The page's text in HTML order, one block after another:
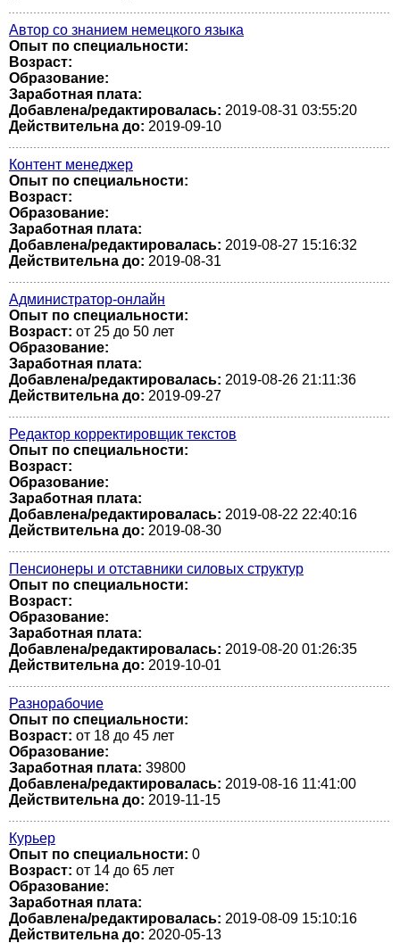
Автор со знанием немецкого языка
Опыт по специальности:
Возраст:
Образование:
Заработная плата:
Добавлена/редактировалась: 2019-08-31 03:55:20
Действительна до: 2019-09-10
Контент менеджер
Опыт по специальности:
Возраст:
Образование:
Заработная плата:
Добавлена/редактировалась: 2019-08-27 15:16:32
Действительна до: 2019-08-31
Администратор-онлайн
Опыт по специальности:
Возраст: от 25 до 50 лет
Образование:
Заработная плата:
Добавлена/редактировалась: 2019-08-26 21:11:36
Действительна до: 2019-09-27
Редактор корректировщик текстов
Опыт по специальности:
Возраст:
Образование:
Заработная плата:
Добавлена/редактировалась: 2019-08-22 22:40:16
Действительна до: 2019-08-30
Пенсионеры и отставники силовых структур
Опыт по специальности:
Возраст:
Образование:
Заработная плата:
Добавлена/редактировалась: 2019-08-20 01:26:35
Действительна до: 2019-10-01
Разнорабочие
Опыт по специальности:
Возраст: от 18 до 45 лет
Образование:
Заработная плата: 39800
Добавлена/редактировалась: 2019-08-16 11:41:00
Действительна до: 2019-11-15
Курьер
Опыт по специальности: 0
Возраст: от 14 до 65 лет
Образование:
Заработная плата:
Добавлена/редактировалась: 2019-08-09 15:10:16
Действительна до: 2020-05-13